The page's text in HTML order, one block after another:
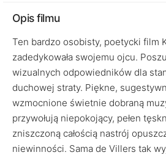
Opis filmu
Ten bardzo osobisty, poetycki film
zadedykowała swojemu ojcu.
wizualnych odpowiedników dla
duchowej straty. Piękne,
wzmocnione świetnie dobraną
przywołują niepokojący, pełen
zniszczoną całością nastrój
niewinności. Sama de Villers tak